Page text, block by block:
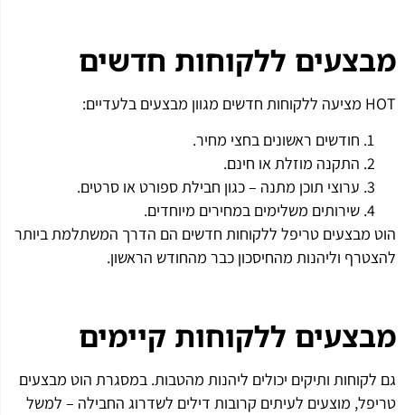
מבצעים ללקוחות חדשים
HOT מציעה ללקוחות חדשים מגוון מבצעים בלעדיים:
חודשים ראשונים בחצי מחיר.
התקנה מוזלת או חינם.
ערוצי תוכן מתנה – כגון חבילת ספורט או סרטים.
שירותים משלימים במחירים מיוחדים.
הוט מבצעים טריפל ללקוחות חדשים הם הדרך המשתלמת ביותר
להצטרף וליהנות מהחיסכון כבר מהחודש הראשון.
מבצעים ללקוחות קיימים
גם לקוחות ותיקים יכולים ליהנות מהטבות. במסגרת הוט מבצעים
טריפל, מוצעים לעיתים קרובות דילים לשדרוג החבילה – למשל